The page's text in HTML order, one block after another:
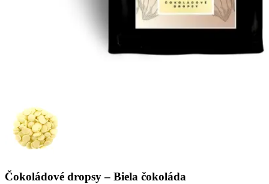
Čokoládové dropsy – Biela čokoláda